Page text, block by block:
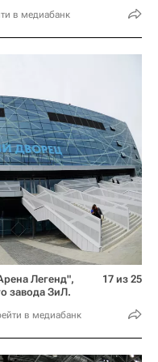
в медиабанк
Легенд",
завода ЗиЛ.
в медиабанк
17 из 25